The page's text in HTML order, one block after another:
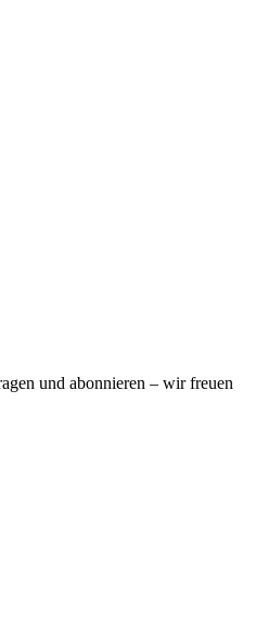
und abonnieren – wir freuen